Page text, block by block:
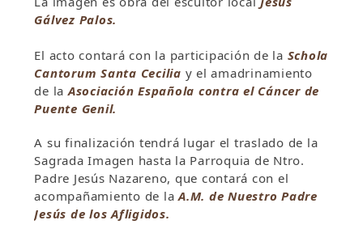
Gálvez Palos.
El acto contará con la participación de la Schola
Cantorum Santa Cecilia y el amadrinamiento
de la Asociación Española contra el Cáncer de
Puente Genil.
A su finalización tendrá lugar el traslado de la
Sagrada Imagen hasta la Parroquia de Ntro.
Padre Jesús Nazareno, que contará con el
acompañamiento de laA.M. de Nuestro Padre
Jesús de los Afligidos.